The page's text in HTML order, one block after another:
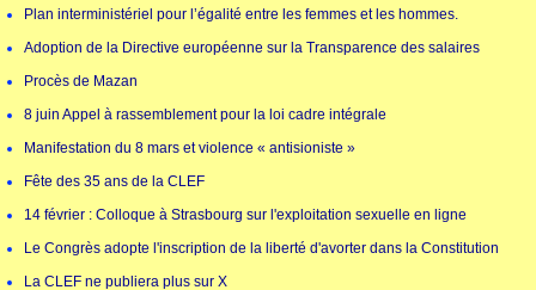
Plan interministériel pour l’égalité entre les femmes et les hommes.
Adoption de la Directive européenne sur la Transparence des salaires
Procès de Mazan
8 juin Appel à rassemblement pour la loi cadre intégrale
Manifestation du 8 mars et violence « antisioniste »
Fête des 35 ans de la CLEF
14 février : Colloque à Strasbourg sur l'exploitation sexuelle en ligne
Le Congrès adopte l'inscription de la liberté d'avorter dans la Constitution
La CLEF ne publiera plus sur X